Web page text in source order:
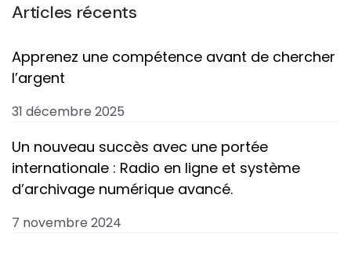
Articles récents
Apprenez une compétence avant de chercher
l’argent
31 décembre 2025
Un nouveau succès avec une portée
internationale : Radio en ligne et système
d’archivage numérique avancé.
7 novembre 2024